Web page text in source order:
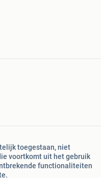
toegestaan, niet
voortkomt uit het gebruik
functionaliteiten